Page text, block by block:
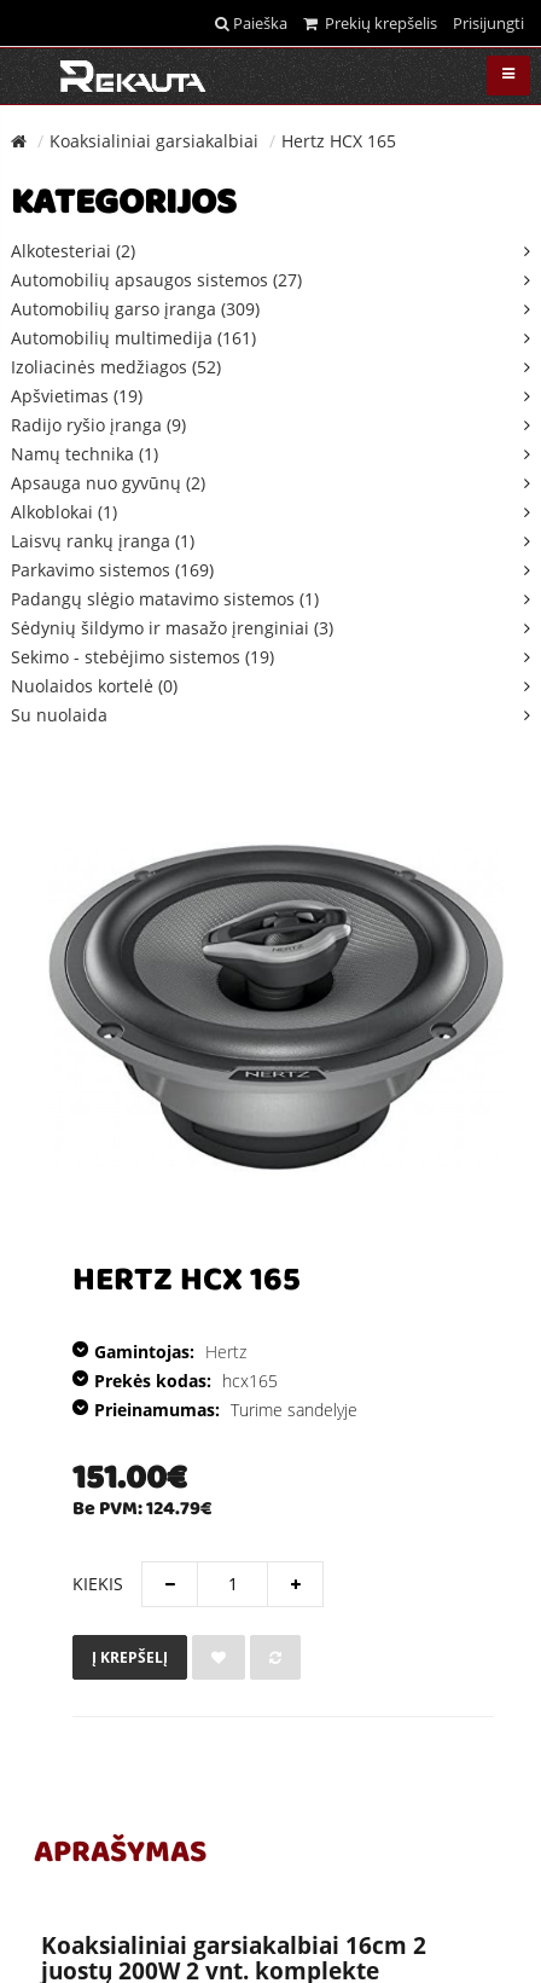
Paieška Prekių krepšelis Prisijungti
Koaksialiniai garsiakalbiai Hertz HCX 165
KATEGORIJOS
Alkotesteriai (2)
Automobilių apsaugos sistemos (27)
Automobilių garso įranga (309)
Automobilių multimedija (161)
Izoliacinės medžiagos (52)
Apšvietimas (19)
Radijo ryšio įranga (9)
Namų technika (1)
Apsauga nuo gyvūnų (2)
Alkoblokai (1)
Laisvų rankų įranga (1)
Parkavimo sistemos (169)
Padangų slėgio matavimo sistemos (1)
Sėdynių šildymo ir masažo įrenginiai (3)
Sekimo - stebėjimo sistemos (19)
Nuolaidos kortelė (0)
Su nuolaida
HERTZ HCX 165
Gamintojas: Hertz
Prekės kodas: hcx165
Prieinamumas: Turime sandelyje
151.00€
Be PVM: 124.79€
KIEKIS
Į KREPŠELĮ
APRAŠYMAS
Koaksialiniai garsiakalbiai 16cm 2
juostų 200W 2 vnt. komplekte